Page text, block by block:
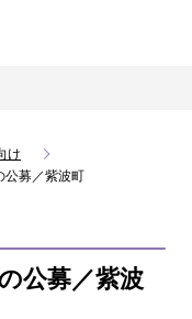
け
公募／紫波町
公募／紫波